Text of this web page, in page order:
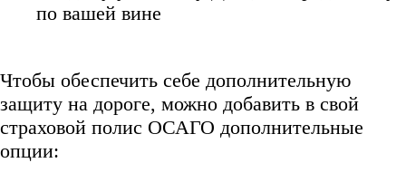
по вашей вине
Чтобы обеспечить себе дополнительную
защиту на дороге, можно добавить в свой
страховой полис ОСАГО дополнительные
опции: